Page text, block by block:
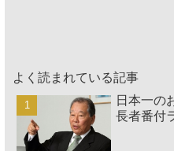
よく読まれている記事
日本一の
長者番付